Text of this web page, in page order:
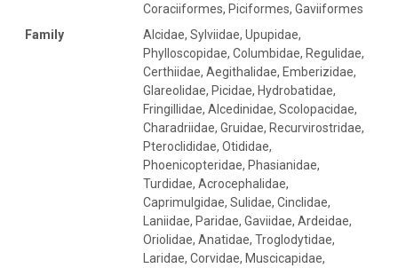
Coraciiformes, Piciformes, Gaviiformes
Family
Alcidae, Sylviidae, Upupidae,
Phylloscopidae, Columbidae, Regulidae,
Certhiidae, Aegithalidae, Emberizidae,
Glareolidae, Picidae, Hydrobatidae,
Fringillidae, Alcedinidae, Scolopacidae,
Charadriidae, Gruidae, Recurvirostridae,
Pteroclididae, Otididae,
Phoenicopteridae, Phasianidae,
Turdidae, Acrocephalidae,
Caprimulgidae, Sulidae, Cinclidae,
Laniidae, Paridae, Gaviidae, Ardeidae,
Oriolidae, Anatidae, Troglodytidae,
Laridae, Corvidae, Muscicapidae,